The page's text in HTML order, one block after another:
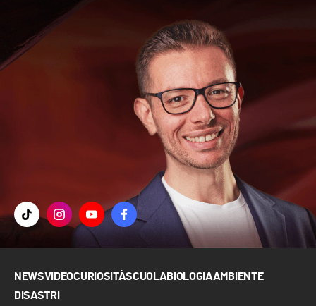
NEWSVIDEOCURIOSITÀSCUOLABIOLOGIAAMBIENTE
DISASTRI